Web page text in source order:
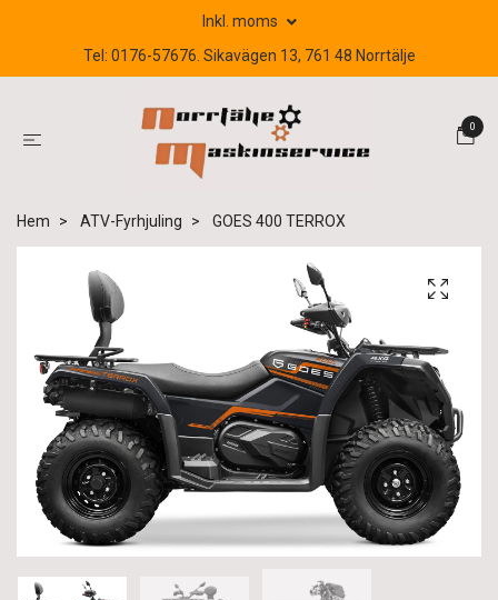
Inkl. moms
Tel: 0176-57676. Sikavägen 13, 761 48 Norrtälje
0
Hem ATV-Fyrhjuling GOES 400 TERROX